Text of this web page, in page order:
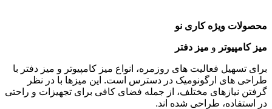
محصولات ویژه کاری نو
میز کامپیوتر و میز دفتر
برای تسهیل فعالیت های روزمره، انواع میز کامپیوتر و میز دفتر با
طراحی های ارگونومیک در دسترس است. این میزها با در نظر
گرفتن نیازهای مختلف، از جمله فضای کافی برای تجهیزات و راحتی
در استفاده، طراحی شده اند.